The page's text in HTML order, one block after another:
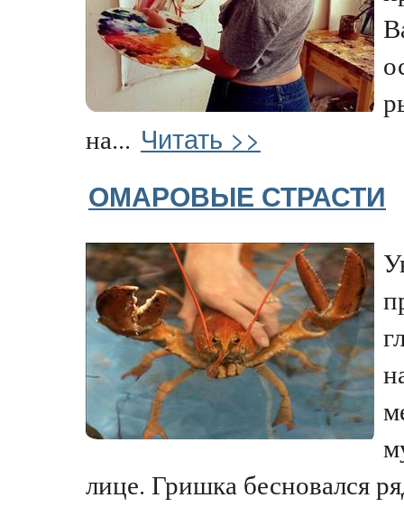
на... Читать >>
ОМАРОВЫЕ СТРАСТИ
лице. Гришка бесновался